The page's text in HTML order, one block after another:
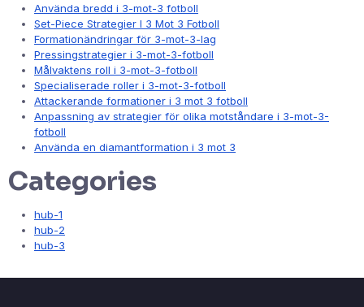
Använda bredd i 3-mot-3 fotboll
Set-Piece Strategier I 3 Mot 3 Fotboll
Formationändringar för 3-mot-3-lag
Pressingstrategier i 3-mot-3-fotboll
Målvaktens roll i 3-mot-3-fotboll
Specialiserade roller i 3-mot-3-fotboll
Attackerande formationer i 3 mot 3 fotboll
Anpassning av strategier för olika motståndare i 3-mot-3-
fotboll
Använda en diamantformation i 3 mot 3
Categories
hub-1
hub-2
hub-3